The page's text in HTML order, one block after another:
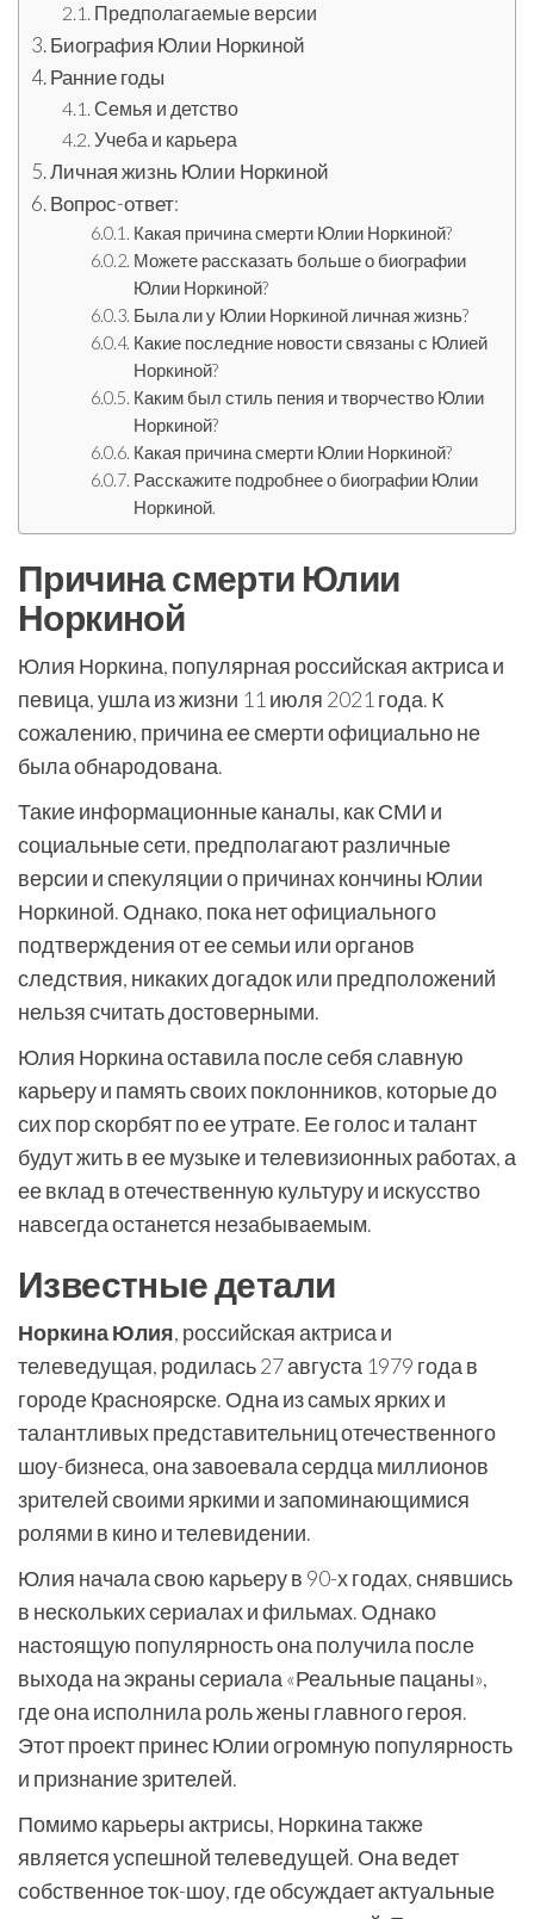
Предполагаемые версии
Биография Юлии Норкиной
Ранние годы
Семья и детство
Учеба и карьера
Личная жизнь Юлии Норкиной
Вопрос-ответ:
Какая причина смерти Юлии Норкиной?
Можете рассказать больше о биографии
Юлии Норкиной?
Была ли у Юлии Норкиной личная жизнь?
Какие последние новости связаны с Юлией
Норкиной?
Каким был стиль пения и творчество Юлии
Норкиной?
Какая причина смерти Юлии Норкиной?
Расскажите подробнее о биографии Юлии
Норкиной.
Причина смерти Юлии
Норкиной
Юлия Норкина, популярная российская актриса и
певица, ушла из жизни 11 июля 2021 года. К
сожалению, причина ее смерти официально не
была обнародована.
Такие информационные каналы, как СМИ и
социальные сети, предполагают различные
версии и спекуляции о причинах кончины Юлии
Норкиной. Однако, пока нет официального
подтверждения от ее семьи или органов
следствия, никаких догадок или предположений
нельзя считать достоверными.
Юлия Норкина оставила после себя славную
карьеру и память своих поклонников, которые до
сих пор скорбят по ее утрате. Ее голос и талант
будут жить в ее музыке и телевизионных работах, а
ее вклад в отечественную культуру и искусство
навсегда останется незабываемым.
Известные детали
Норкина Юлия, российская актриса и
телеведущая, родилась 27 августа 1979 года в
городе Красноярске. Одна из самых ярких и
талантливых представительниц отечественного
шоу-бизнеса, она завоевала сердца миллионов
зрителей своими яркими и запоминающимися
ролями в кино и телевидении.
Юлия начала свою карьеру в 90-х годах, снявшись
в нескольких сериалах и фильмах. Однако
настоящую популярность она получила после
выхода на экраны сериала «Реальные пацаны»,
где она исполнила роль жены главного героя.
Этот проект принес Юлии огромную популярность
и признание зрителей.
Помимо карьеры актрисы, Норкина также
является успешной телеведущей. Она ведет
собственное ток-шоу, где обсуждает актуальные